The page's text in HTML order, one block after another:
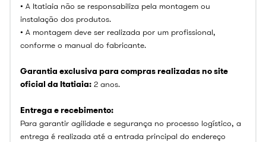
• A Itatiaia não se responsabiliza pela montagem ou
instalação dos produtos.
• A montagem deve ser realizada por um profissional,
conforme o manual do fabricante.
Garantia exclusiva para compras realizadas no site
oficial da Itatiaia: 2 anos.
Entrega e recebimento:
Para garantir agilidade e segurança no processo logístico, a
entrega é realizada até a entrada principal do endereço